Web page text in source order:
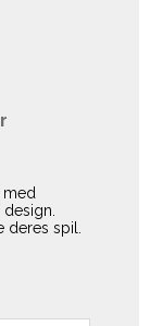
med
deres spil.